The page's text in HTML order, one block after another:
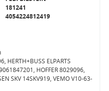
181241
4054224812419
HERTH+BUSS ELPARTS
HOFFER 8029096,
SKV 14SKV919, VEMO V10-63-